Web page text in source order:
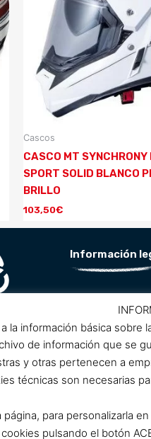
Cascos
CASCO MT SYNCHRONY
SPORT SOLID BLANCO
BRILLO
103,50€
Información
Política de
Política de protección
Política de
Condiciones de
la información básica sobre
de información que se
y otras pertenecen a
técnicas son necesarias
para personalizarla
pulsando el botón